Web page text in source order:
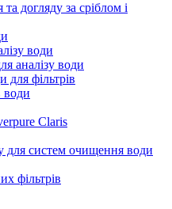
догляду за сріблом і
води
аналізу води
для фільтрів
води
Claris
для систем очищення води
фільтрів